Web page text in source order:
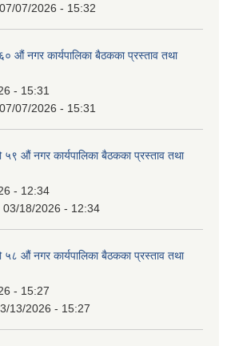
07/2026 - 15:32
औं नगर कार्यपालिका बैठकका प्रस्ताव तथा
- 15:31
07/2026 - 15:31
औं नगर कार्यपालिका बैठकका प्रस्ताव तथा
- 12:34
03/18/2026 - 12:34
औं नगर कार्यपालिका बैठकका प्रस्ताव तथा
- 15:27
13/2026 - 15:27